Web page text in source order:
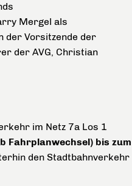
Mergel als
der Vorsitzende der
der AVG, Christian
im Netz 7a Los 1
Fahrplanwechsel) bis zum
den Stadtbahnverkehr